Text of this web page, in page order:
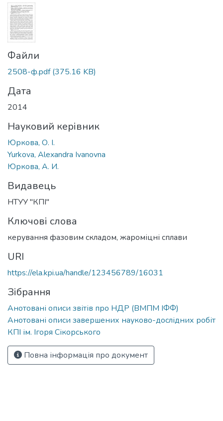
Файли
2508-ф.pdf(375.16 KB)
Дата
2014
Науковий керівник
Юркова, О. І.
Yurkova, Alexandra Ivanovna
Юркова, А. И.
Видавець
НТУУ "КПІ"
Ключові слова
керування фазовим складом, жароміцні сплави
URI
https://ela.kpi.ua/handle/123456789/16031
Зібрання
Анотовані описи звітів про НДР (ВМПМ ІФФ)
Анотовані описи завершених науково-дослідних робіт
КПІ ім. Ігоря Сікорського
Повна інформація про документ